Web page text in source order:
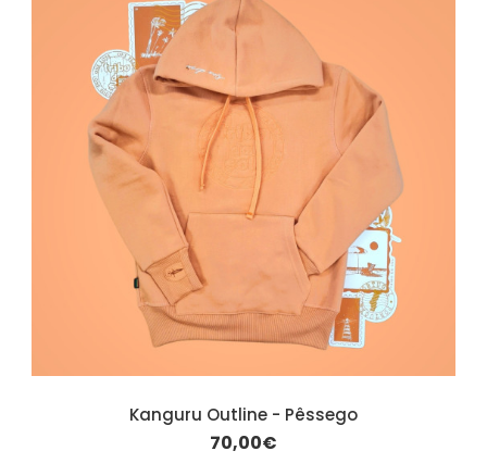
Kanguru Outline - Pêssego
70,00€